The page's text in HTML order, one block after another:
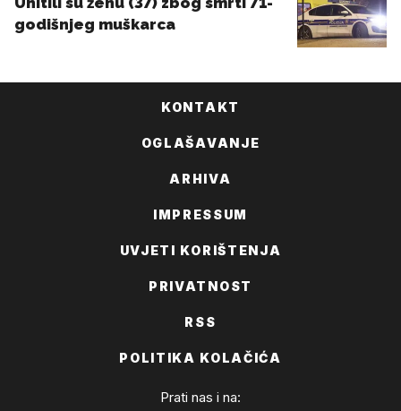
KONTAKT
OGLAŠAVANJE
ARHIVA
IMPRESSUM
UVJETI KORIŠTENJA
PRIVATNOST
RSS
POLITIKA KOLAČIĆA
Prati nas i na: